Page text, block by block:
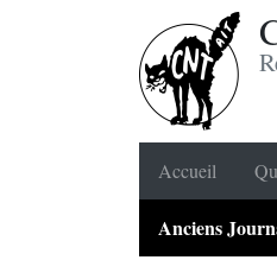
Accueil
Anciens